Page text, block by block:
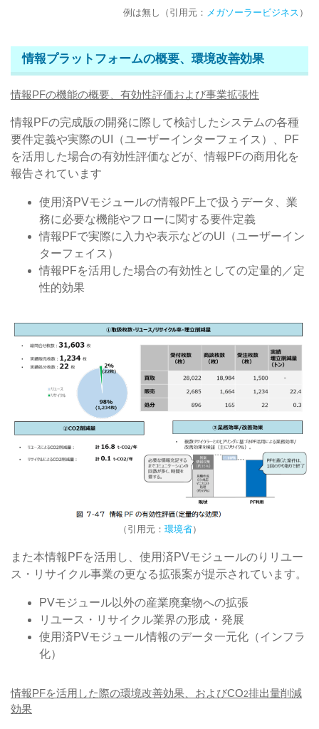
例は無し（引用元： メガソーラービジネス ）
情報プラットフォームの概要、環境改善効果
情報PFの機能の概要、有効性評価および事業拡張性
情報PFの完成版の開発に際して検討したシステムの各種
要件定義や実際のUI（ユーザーインターフェイス）、PF
を活用した場合の有効性評価などが、情報PFの商用化を
報告されています
使用済PVモジュールの情報PF上で扱うデータ、業
務に必要な機能やフローに関する要件定義
情報PFで実際に入力や表示などのUI（ユーザーイン
ターフェイス）
情報PFを活用した場合の有効性としての定量的／定
性的効果
（引用元： 環境省）
また本情報PFを活用し、使用済PVモジュールのりリユー
ス・リサイクル事業の更なる拡張案が提示されています。
PVモジュール以外の産業廃棄物への拡張
リユース・リサイクル業界の形成・発展
使用済PVモジュール情報のデータ一元化（インフラ
化）
情報PFを活用した際の環境改善効果、およびCO2排出量削減
効果